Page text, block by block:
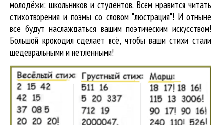
молодёжи: школьников и студентов. Всем нравится читать
стихотворения и поэмы со словом "люстрация"! И отныне
все будут наслаждаться вашим поэтическим искусством!
Большой крокодил cделает всё, чтобы ваши стихи стали
шедевральными и нетленными!